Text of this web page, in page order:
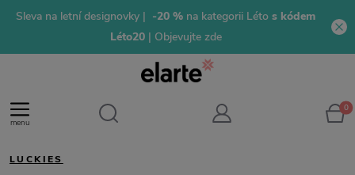
Sleva na letní designovky | -20 % na kategorii Léto s kódem
Léto20 | Objevujte zde
menu
0
LUCKIES